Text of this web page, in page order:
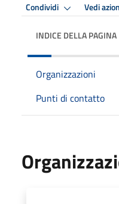
Condividi Vedi
INDICE DELLA PAGINA
Organizzazioni
Punti di contatto